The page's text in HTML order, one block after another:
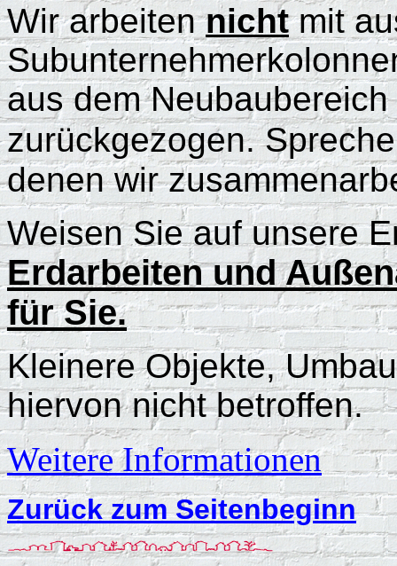
Wir arbeitennichtmit
aus dem
zurückgezogen.
denen wir
Weisen Sie auf unsere
Erdarbeiten und
für Sie.
Kleinere Objekte,
hiervon nicht betroffen.
Weitere Informationen
Zurück zum Seitenbeginn